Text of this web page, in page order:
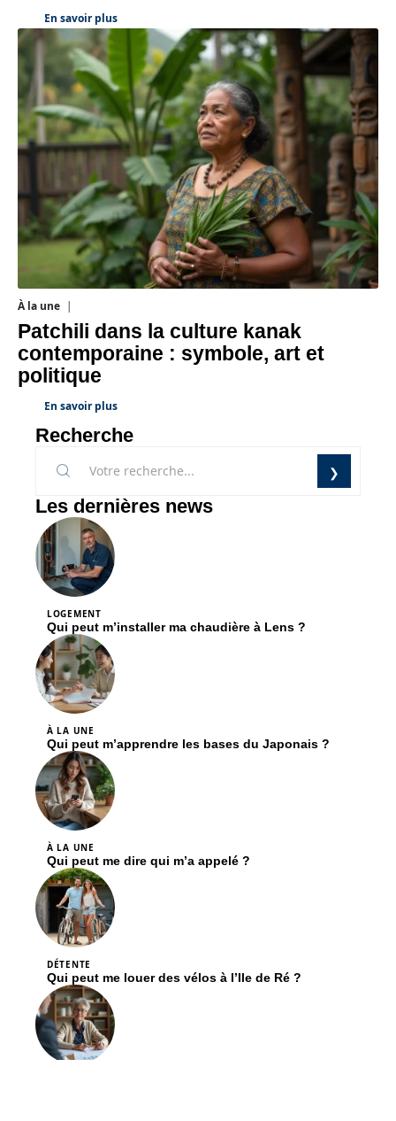
En savoir plus
À la une
Patchili dans la culture kanak
contemporaine : symbole, art et
politique
En savoir plus
Recherche
Les dernières news
LOGEMENT
Qui peut m’installer ma chaudière à Lens ?
À LA UNE
Qui peut m’apprendre les bases du Japonais ?
À LA UNE
Qui peut me dire qui m’a appelé ?
DÉTENTE
Qui peut me louer des vélos à l’Ile de Ré ?